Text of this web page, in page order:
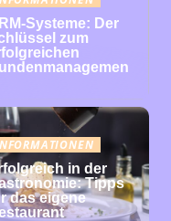
Systeme: Der
zum
in der
Tipps
das eigene